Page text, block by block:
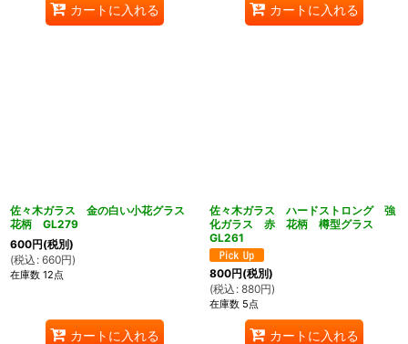
カートに入れる カートに入れる
佐々木ガラス 金の白い小花グラス
花柄 GL279
600円(税別)
(税込 : 660円)
在庫数 12点
カートに入れる
佐々木ガラス ハードストロング 強
化ガラス 赤 花柄 樽型グラス
GL261
800円(税別)
(税込 : 880円)
在庫数 5点
カートに入れる